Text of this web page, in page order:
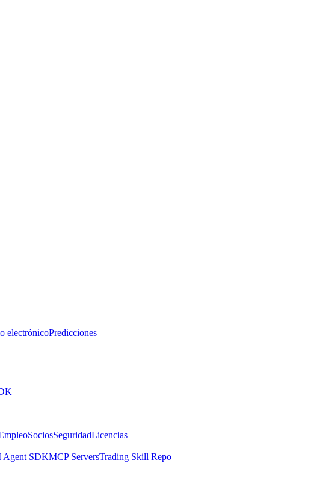
electrónicoPredicciones
SociosSeguridadLicencias
Agent SDKMCP ServersTrading Skill Repo